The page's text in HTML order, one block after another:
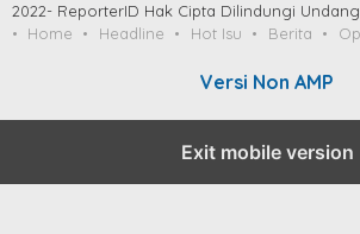
2022- ReporterID Hak Cipta Dilindungi
Home
Headline Hot Isu Berita
Versi Non AMP
Exit mobile version